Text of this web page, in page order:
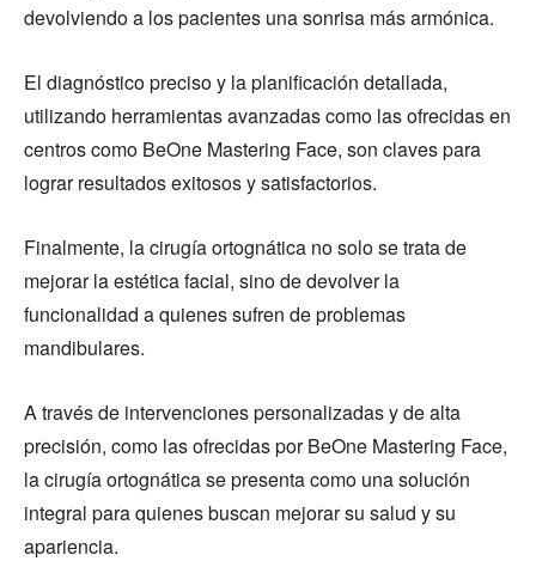
devolviendo a los pacientes una sonrisa más armónica.
El diagnóstico preciso y la planificación detallada,
utilizando herramientas avanzadas como las ofrecidas en
centros como BeOne Mastering Face, son claves para
lograr resultados exitosos y satisfactorios.
Finalmente, la cirugía ortognática no solo se trata de
mejorar la estética facial, sino de devolver la
funcionalidad a quienes sufren de problemas
mandibulares.
A través de intervenciones personalizadas y de alta
precisión, como las ofrecidas por BeOne Mastering Face,
la cirugía ortognática se presenta como una solución
integral para quienes buscan mejorar su salud y su
apariencia.